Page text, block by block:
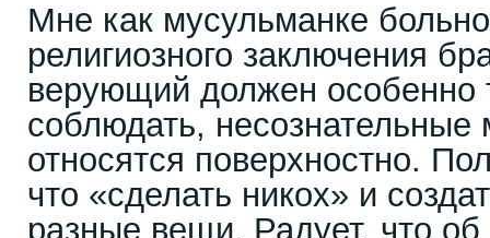
Мне как мусульманке
религиозного заключения
верующий должен особенно
соблюдать, несознательные
относятся поверхностно.
что «сделать никох» и
разные вещи. Радует, что об